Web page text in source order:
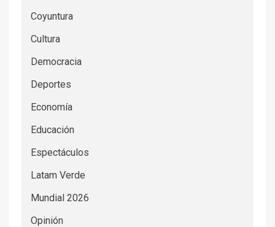
Coyuntura
Cultura
Democracia
Deportes
Economía
Educación
Espectáculos
Latam Verde
Mundial 2026
Opinión